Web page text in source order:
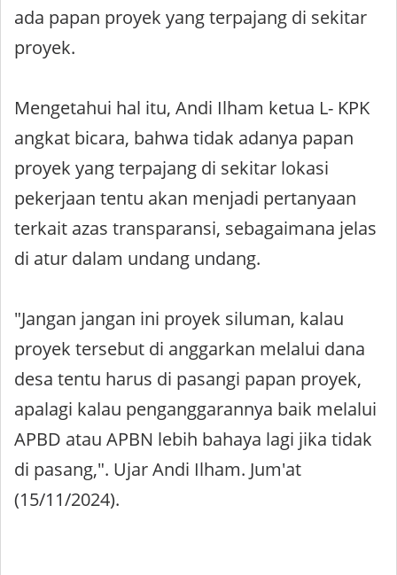
ada papan proyek yang terpajang di sekitar
proyek.
Mengetahui hal itu, Andi Ilham ketua L- KPK
angkat bicara, bahwa tidak adanya papan
proyek yang terpajang di sekitar lokasi
pekerjaan tentu akan menjadi pertanyaan
terkait azas transparansi, sebagaimana jelas
di atur dalam undang undang.
"Jangan jangan ini proyek siluman, kalau
proyek tersebut di anggarkan melalui dana
desa tentu harus di pasangi papan proyek,
apalagi kalau penganggarannya baik melalui
APBD atau APBN lebih bahaya lagi jika tidak
di pasang,". Ujar Andi Ilham. Jum'at
(15/11/2024).